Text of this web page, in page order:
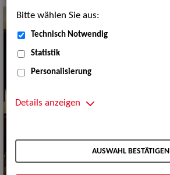
Bitte wählen Sie aus:
Technisch Notwendig
Statistik
Personalisierung
Details anzeigen
AUSWAHL BESTÄTIGEN